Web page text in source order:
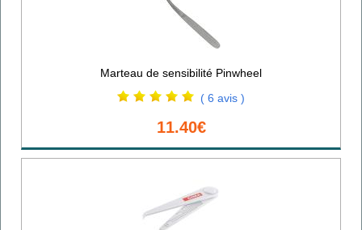
Marteau de sensibilité Pinwheel
( 6 avis )
11.40€